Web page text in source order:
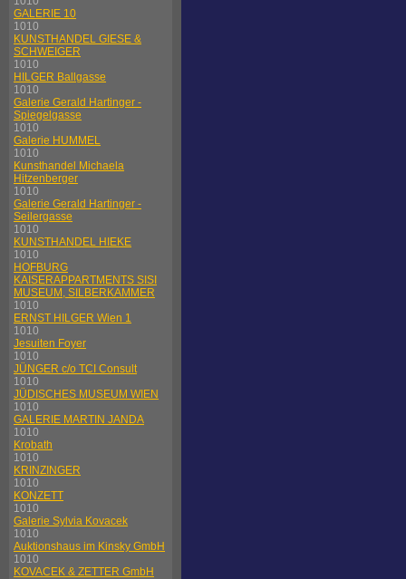
GALERIE 10
1010
KUNSTHANDEL GIESE &
SCHWEIGER
1010
HILGER Ballgasse
1010
Galerie Gerald Hartinger -
Spiegelgasse
1010
Galerie HUMMEL
1010
Kunsthandel Michaela
Hitzenberger
1010
Galerie Gerald Hartinger -
Seilergasse
1010
KUNSTHANDEL HIEKE
1010
HOFBURG
KAISERAPPARTMENTS SISI
MUSEUM, SILBERKAMMER
1010
ERNST HILGER Wien 1
1010
Jesuiten Foyer
1010
JÜNGER c/o TCI Consult
1010
JÜDISCHES MUSEUM WIEN
1010
GALERIE MARTIN JANDA
1010
Krobath
1010
KRINZINGER
1010
KONZETT
1010
Galerie Sylvia Kovacek
1010
Auktionshaus im Kinsky GmbH
1010
KOVACEK & ZETTER GmbH